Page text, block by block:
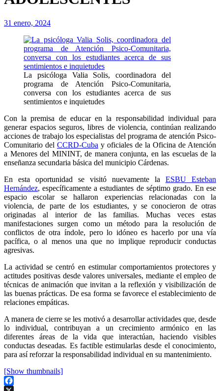
31 enero, 2024
La psicóloga Valia Solis, coordinadora del
programa de Atención Psico-Comunitaria,
conversa con los estudiantes acerca de sus
sentimientos e inquietudes
Con la premisa de educar en la responsabilidad individual para
generar espacios seguros, libres de violencia, continúan realizando
acciones de trabajo los especialistas del programa de atención Psico-
Comunitario del CCRD-Cuba y oficiales de la Oficina de Atención
a Menores del MININT, de manera conjunta, en las escuelas de la
enseñanza secundaria básica del municipio Cárdenas.
En esta oportunidad se visitó nuevamente la ESBU Esteban
Hernández, específicamente a estudiantes de séptimo grado. En ese
espacio escolar se hallaron experiencias relacionadas con la
violencia, de parte de los estudiantes, y se conocieron de otras
originadas al interior de las familias. Muchas veces estas
manifestaciones surgen como un método para la resolución de
conflictos de otra índole, pero lo idóneo es hacerlo por una vía
pacífica, o al menos una que no implique reproducir conductas
agresivas.
La actividad se centró en estimular comportamientos protectores y
actitudes positivas desde valores universales, mediante el empleo de
técnicas de animación que invitan a la reflexión y visibilización de
las buenas prácticas. De esa forma se favorece el establecimiento de
relaciones empáticas.
A manera de cierre se les motivó a desarrollar actividades que, desde
lo individual, contribuyan a un crecimiento armónico en las
diferentes áreas de la vida que interactúan, haciendo visibles
conductas deseadas. Es factible estimularlas desde el conocimiento,
para así reforzar la responsabilidad individual en su mantenimiento.
[Show thumbnails]